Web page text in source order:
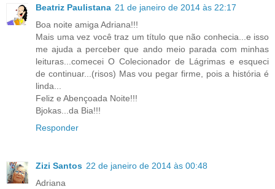
Beatriz Paulistana 21 de janeiro de 2014 às 22:17
Boa noite amiga Adriana!!!
Mais uma vez você traz um título que não conhecia...e isso
me ajuda a perceber que ando meio parada com minhas
leituras...comecei O Colecionador de Lágrimas e esqueci
de continuar...(risos) Mas vou pegar firme, pois a história é
linda...
Feliz e Abençoada Noite!!!
Bjokas...da Bia!!!
Responder
Zizi Santos 22 de janeiro de 2014 às 00:48
Adriana